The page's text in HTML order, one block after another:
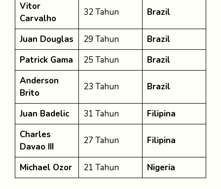
Vitor
Carvalho
32 Tahun Brazil
Juan Douglas 29 Tahun
Brazil
Patrick Gama
25 Tahun
Brazil
Anderson
Brito
23 Tahun Brazil
Juan Badelic 31 Tahun
Filipina
Charles
Davao III
27 Tahun Filipina
Michael Ozor 21 Tahun Nigeria